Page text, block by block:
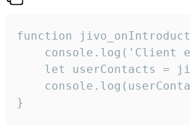
function
console.log('Client
let userContacts =
}